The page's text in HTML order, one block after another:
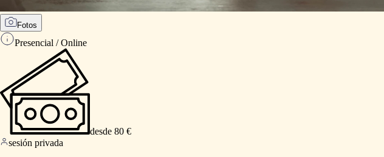
Fotos
Presencial / Online
desde 80 €
sesión privada